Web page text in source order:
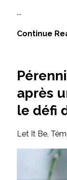
...
Continue
après
le défi
Let It Be